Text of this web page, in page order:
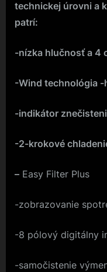
technickej úrovni a
patrí:
-nízka hlučnosť a 4
-Wind technológia -
-indikátor
-2-krokové
– Easy Filter Plus
-zobrazovanie
-8 pólový digitálny
-samočistenie